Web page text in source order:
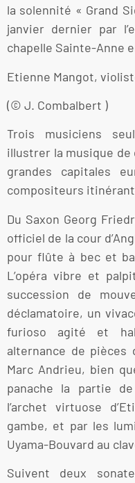
la solennité « Grand
janvier dernier par
chapelle Sainte-Anne
Etienne Mangot,
(© J. Combalbert )
Trois musiciens
illustrer la musique de
grandes capitales
compositeurs
Du Saxon Georg
officiel de la cour
pour flûte à bec et
L’opéra vibre et
succession de
déclamatoire, un
furioso agité et
alternance de pièces
Marc Andrieu, bien
panache la partie
l’archet virtuose
gambe, et par les
Uyama-Bouvard au
Suivent deux